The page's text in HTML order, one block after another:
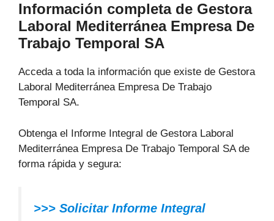
Información completa de Gestora
Laboral Mediterránea Empresa De
Trabajo Temporal SA
Acceda a toda la información que existe de Gestora
Laboral Mediterránea Empresa De Trabajo
Temporal SA.
Obtenga el Informe Integral de Gestora Laboral
Mediterránea Empresa De Trabajo Temporal SA de
forma rápida y segura:
>>> Solicitar Informe Integral